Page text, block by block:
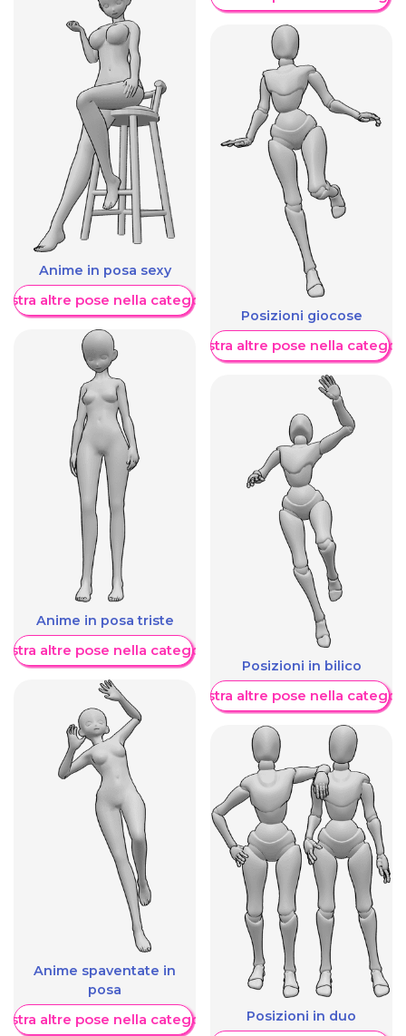
Anime in posa sexy
altre pose nella categoria
Anime in posa triste
altre pose nella categoria
Anime spaventate in
posa
altre pose nella categoria
Posizioni giocose
Mostra altre pose nella
Posizioni in bilico
Mostra altre pose nella
Posizioni in duo